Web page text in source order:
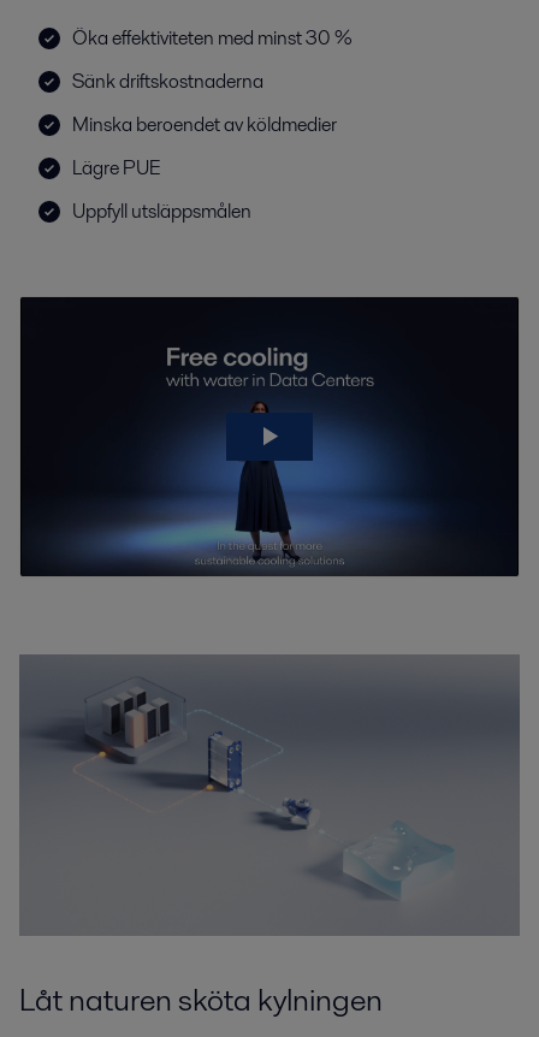
Öka effektiviteten med minst 30 %
Sänk driftskostnaderna
Minska beroendet av köldmedier
Lägre PUE
Uppfyll utsläppsmålen
Låt naturen sköta kylningen